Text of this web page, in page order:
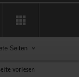
starten
Seiten
vorlesen